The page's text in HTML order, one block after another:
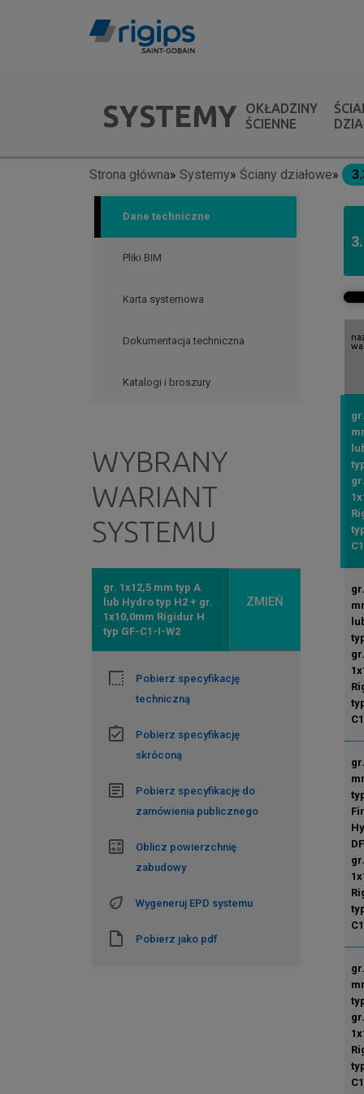
systemówSYSTEMY
OKŁADZINY
ŚCIENNE
Ścieżka
nawigacyjna
Strona główna Systemy Ściany działowe
Dane techniczne
Pliki BIM
Karta systemowa
Dokumentacja techniczna
Katalogi i broszury
WYBRANY
WARIANT
SYSTEMU
gr. 1x12,5 mm typ A
lub Hydro typ H2 + gr.
1x10,0mm Rigidur H
typ GF-C1-I-W2
ZMIEŃ
Pobierz specyfikację
techniczną
Pobierz specyfikację
skróconą
Pobierz specyfikację do
zamówienia publicznego
Oblicz powierzchnię
zabudowy
Wygeneruj EPD systemu
Pobierz jako pdf
gr.
gr.
gr.
gr.